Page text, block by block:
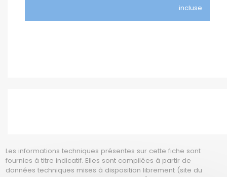
incluse
Les informations techniques présentes sur cette fiche sont
fournies à titre indicatif. Elles sont compilées à partir de
données techniques mises à disposition librement (site du